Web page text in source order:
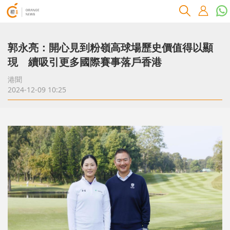
郭永亮：開心見到粉嶺高球場歷史價值得以顯
現 續吸引更多國際賽事落戶香港
港聞
2024-12-09 10:25